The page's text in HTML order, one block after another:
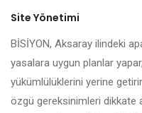
Site Yönetimi
BİSİYON, Aksaray ilindeki
yasalara uygun planlar
yükümlülüklerini yerine
özgü gereksinimleri dikkate